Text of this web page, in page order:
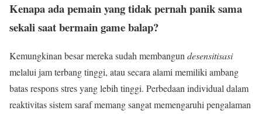
Kenapa ada pemain yang tidak pernah panik sama
sekali saat bermain game balap?
Kemungkinan besar mereka sudah membangun desensitisasi
melalui jam terbang tinggi, atau secara alami memiliki ambang
batas respons stres yang lebih tinggi. Perbedaan individual dalam
reaktivitas sistem saraf memang sangat memengaruhi pengalaman